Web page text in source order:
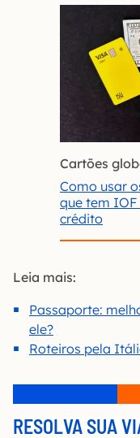
Cartões
Como usar
que tem
crédito
Leia mais:
Passaporte:
ele?
Roteiros pela
RESOLVA SUA